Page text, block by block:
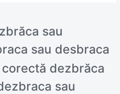
sau
sau desbraca
dezbrăca
sau